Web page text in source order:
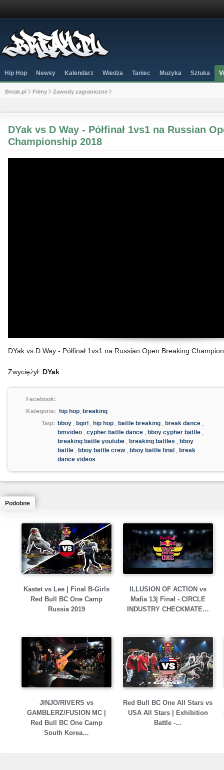
Hip Hop Newsy Kalendarz Wiedza Taniec Muzyka Sztuka
Break.pl Filmy Zawody zagraniczne
DYak vs D Way - Półfinał 1vs1 na Russian
Championship 2018
DYak vs D Way - Półfinał 1vs1 na Russian Open Breaking
Zwyciężył: DYak
Facebook:
Kategoria:
hip hop, breaking
Tagi: bboy , bgirl , hip hop , battle breaking , break dance ,
bmvideo , cypher battle dance , bboy cypher battle ,
breaking battle youtube , breaking battles , bboy
battle , bboy battle crew, bboy battle final , break
dance videos
Podobne
Kastet vs Lee | Final B-Girls
Red Bull BC One Camp
Russia 2019
ILLUSION OF ACTION vs
Mafia 13| Finał - CIRCLE
INDUSTRY CHECKMATE…
JINJO/RIVERS vs
GAMBLERZ/FUSION MC |
Red Bull BC One Camp
South Korea…
Red Bull BC One All Stars vs
USA All Stars | Exhibition
Battle -…